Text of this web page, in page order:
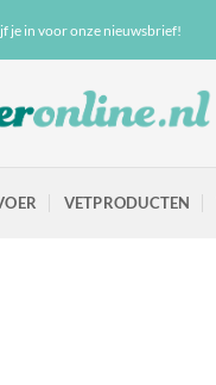
je in voor onze nieuwsbrief!
VETPRODUCTEN